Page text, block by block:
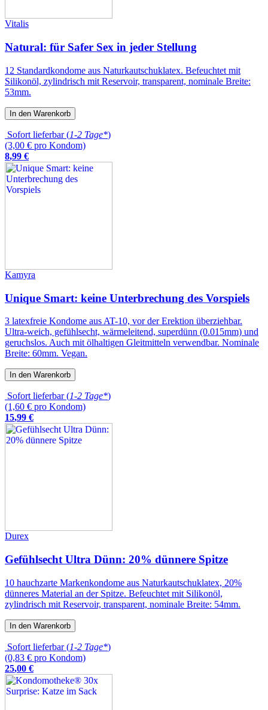
Vitalis
Natural: für Safer Sex in jeder Stellung
12 Standardkondome aus Naturkautschuklatex. Befeuchtet mit
Silikonöl, zylindrisch mit Reservoir, transparent, nominale Breite:
53mm.
In den Warenkorb
Sofort lieferbar (1-2 Tage*)
(3,00 € pro Kondom)
8,99 €
Kamyra
Unique Smart: keine Unterbrechung des Vorspiels
3 latexfreie Kondome aus AT-10, vor der Erektion überziehbar.
Ultra-weich, gefühlsecht, wärmeleitend, superdünn (0.015mm) und
geruchslos. Auch mit ölhaltigen Gleitmitteln verwendbar. Nominale
Breite: 60mm. Vegan.
In den Warenkorb
Sofort lieferbar (1-2 Tage*)
(1,60 € pro Kondom)
15,99 €
Durex
Gefühlsecht Ultra Dünn: 20% dünnere Spitze
10 hauchzarte Markenkondome aus Naturkautschuklatex, 20%
dünneres Material an der Spitze. Befeuchtet mit Silikonöl,
zylindrisch mit Reservoir, transparent, nominale Breite: 54mm.
In den Warenkorb
Sofort lieferbar (1-2 Tage*)
(0,83 € pro Kondom)
25,00 €